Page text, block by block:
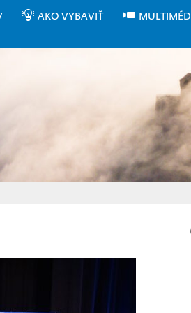
AKO VYBAVIŤ